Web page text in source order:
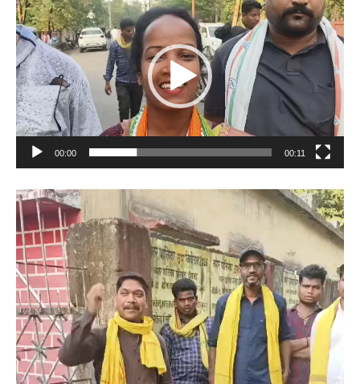
Player
00:00 00:11
Video
Player